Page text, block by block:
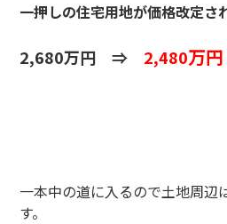
一押しの住宅用地が価格改定さ
2,680万円 ⇒ 2,480万円
一本中の道に入るので土地周辺
す。